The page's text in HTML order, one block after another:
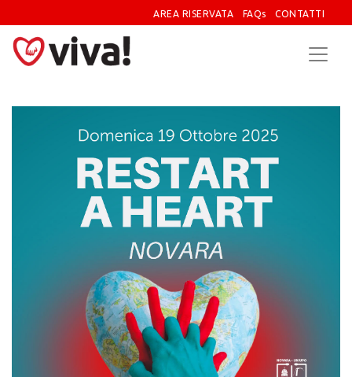
AREA RISERVATA FAQs CONTATTI